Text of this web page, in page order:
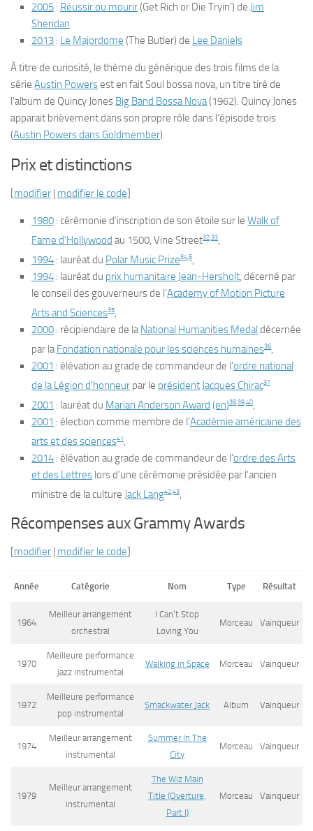
2005 : Réussir ou mourir(Get Rich or Die Tryin’) de Jim
Sheridan
2013 : Le Majordome (The Butler) de Lee Daniels
À titre de curiosité, le thème du générique des trois films de la
série Austin Powersest en faitSoul bossa nova, un titre tiré de
l’album de Quincy Jones Big Band Bossa Nova(1962). Quincy Jones
apparait brièvement dans son propre rôle dans l’épisode trois
(Austin Powers dans Goldmember).
Prix et distinctions
[modifier | modifier le code]
1980 : cérémonie d’inscription de son étoile sur le Walk of
Fame d’Hollywood au 1500, Vine Street3233,
1994 : lauréat du Polar Music Prize346,
1994 : lauréat du prix humanitaire Jean-Hersholt, décerné par
le conseil des gouverneurs de l’Academy of Motion Picture
Arts and Sciences35,
2000 : récipiendaire de laNational Humanities Medal décernée
par laFondation nationale pour les sciences humaines36,
2001 : élévation au grade de commandeur de l’ordre national
de la Légion d’honneur par le président Jacques Chirac37
2001 : lauréat du Marian Anderson Award (en)383940,
2001 : élection comme membre de l’Académie américaine des
arts et des sciences41,
2014 : élévation au grade de commandeur de l’ordre des Arts
et des Lettres lors d’une cérémonie présidée par l’ancien
ministre de la culture Jack Lang4243,
Récompenses aux Grammy Awards
[modifier | modifier le code]
Année Catégorie Nom Type Résultat
1964
Meilleur arrangement
orchestral
I Can’t Stop
Loving You
Morceau Vainqueur
1970
Meilleure performance
jazz instrumental
Walking in Space Morceau Vainqueur
1972
Meilleure performance
pop instrumental
Smackwater Jack Album Vainqueur
1974
Meilleur arrangement
instrumental
Summer In The
City
Morceau Vainqueur
1979
Meilleur arrangement
instrumental
The Wiz Main
Title (Overture,
Part I)
Morceau Vainqueur